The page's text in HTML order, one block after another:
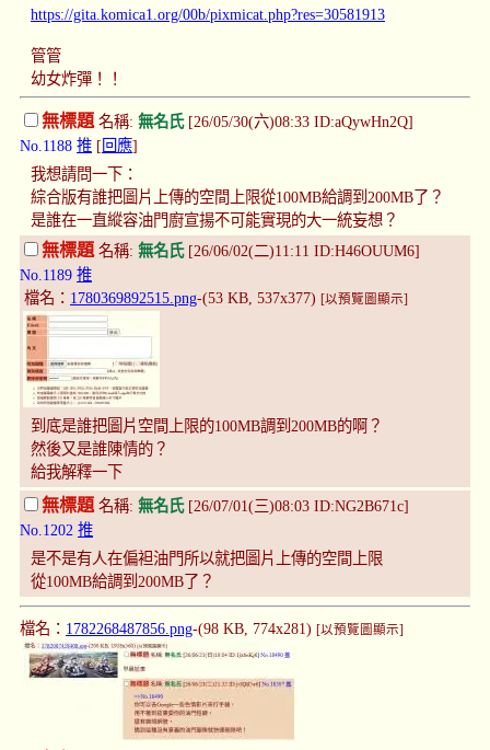
https://gita.komica1.org/00b/pixmicat.php?res=30581913
管管
幼女炸彈！！
無標題名稱: 無名氏[26/05/30(六)08:33 ID:aQywHn2Q]
No.1188 推 [ 回應]
我想請問一下：
綜合版有誰把圖片上傳的空間上限從100MB給調到200MB了？
是誰在一直縱容油門廚宣揚不可能實現的大一統妄想？
無標題 名稱: 無名氏[26/06/02(二)11:11 ID:H46OUUM6]
No.1189 推
檔名： 1780369892515.png-(53 KB, 537x377) [以預覽圖顯示]
到底是誰把圖片空間上限的100MB調到200MB的啊？
然後又是誰陳情的？
給我解釋一下
無標題名稱: 無名氏[26/07/01(三)08:03 ID:NG2B671c]
No.1202 推
是不是有人在偏袒油門所以就把圖片上傳的空間上限
從100MB給調到200MB了？
檔名： 1782268487856.png-(98 KB, 774x281) [以預覽圖顯示]